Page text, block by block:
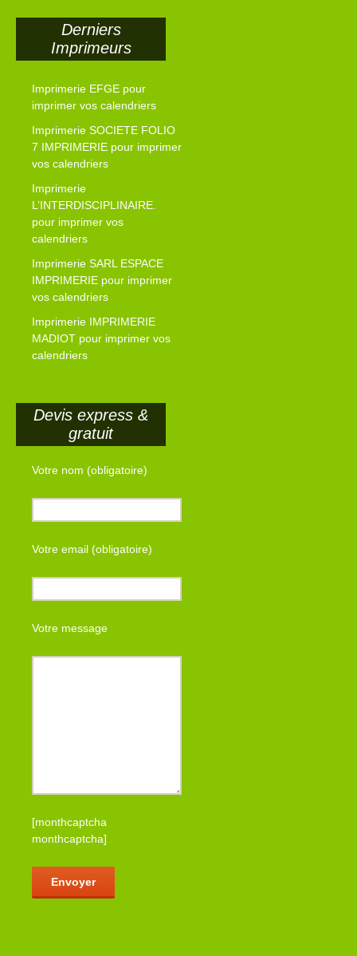
Derniers
Imprimeurs
Imprimerie EFGE pour
imprimer vos calendriers
Imprimerie SOCIETE FOLIO
7 IMPRIMERIE pour imprimer
vos calendriers
Imprimerie
L’INTERDISCIPLINAIRE.
pour imprimer vos
calendriers
Imprimerie SARL ESPACE
IMPRIMERIE pour imprimer
vos calendriers
Imprimerie IMPRIMERIE
MADIOT pour imprimer vos
calendriers
Devis express &
gratuit
Votre nom (obligatoire)
Votre email (obligatoire)
Votre message
[monthcaptcha
monthcaptcha]